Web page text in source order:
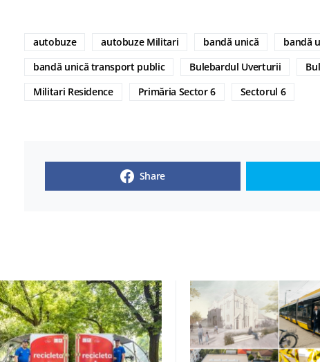
autobuze autobuze Militari bandă unică
bandă
bandă unică transport public
Bulebardul Uverturii
Militari Residence
Primăria Sector 6 Sectorul 6
Share